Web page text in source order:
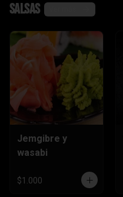
Salsas
Jemgibre y
wasabi
$1.000